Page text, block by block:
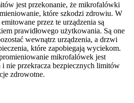
jest przekonanie, że mikrofalówki
które szkodzi zdrowiu. W
przez te urządzenia są
prawidłowego użytkowania. Są one
wewnątrz urządzenia, a drzwi
które zapobiegają wyciekom.
mikrofalówek jest
nie przekracza bezpiecznych limitów
zdrowotne.